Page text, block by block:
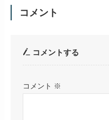
コメント
コメントする
コメント ※